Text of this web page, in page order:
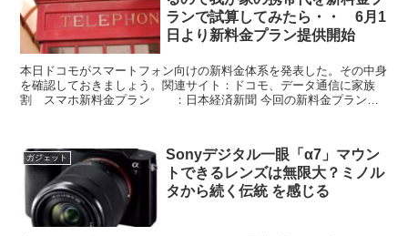
ランで試算してみたら・・ 6月1
日より新料金プラン提供開始
本日ドコモがスマートフォン向けの新料金体系を発表した。その中身
を確認しておきましょう。関連サイト：ドコモ、データ通信に家族
割 スマホ新料金プラン ：日本経済新聞 今回の新料金プラン
ガジェット
Sonyデジタル一眼「α7」マウン
トできるレンズは無限大？ミノル
タから続く伝統 を感じる